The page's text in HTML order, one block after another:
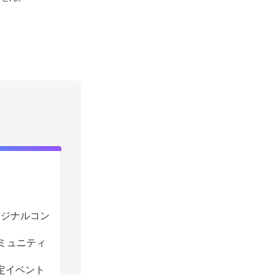
ナルコン
ュニティ
イベント